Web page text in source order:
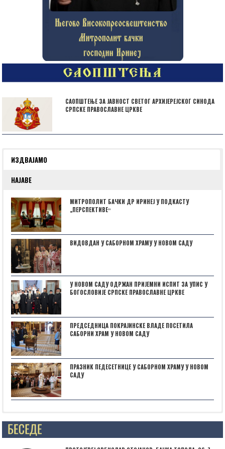
САОПШТЕЊЕ ЗА ЈАВНОСТ СВЕТОГ АРХИЈЕРЕЈСКОГ СИНОДА
СРПСКЕ ПРАВОСЛАВНЕ ЦРКВЕ
ИЗДВАЈАМО
НАЈАВЕ
МИТРОПОЛИТ БАЧКИ ДР ИРИНЕЈ У ПОДКАСТУ
„ПЕРСПЕКТИВЕˮ
ВИДОВДАН У САБОРНОМ ХРАМУ У НОВОМ САДУ
У НОВОМ САДУ ОДРЖАН ПРИЈЕМНИ ИСПИТ ЗА УПИС У
БОГОСЛОВИЈЕ СРПСКЕ ПРАВОСЛАВНЕ ЦРКВЕ
ПРЕДСЕДНИЦА ПОКРАЈИНСКЕ ВЛАДЕ ПОСЕТИЛА
САБОРНИ ХРАМ У НОВОМ САДУ
ПРАЗНИК ПЕДЕСЕТНИЦЕ У САБОРНОМ ХРАМУ У НОВОМ
САДУ
Posts not found